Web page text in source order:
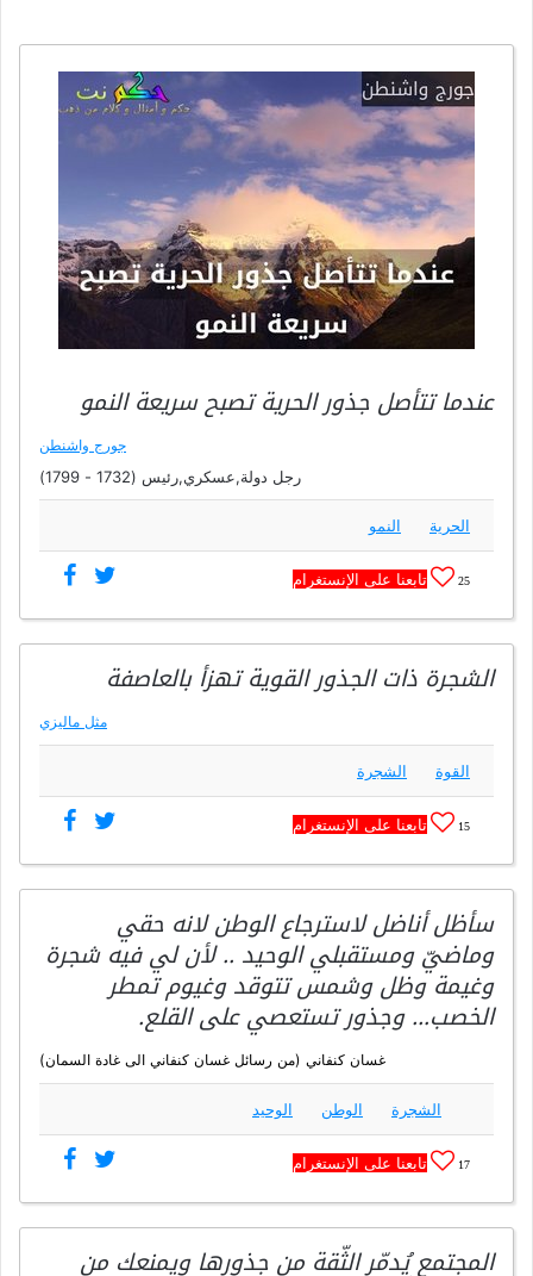
عندما تتأصل جذور الحرية تصبح سريعة النمو
جورج واشنطن
رجل دولة,عسكري,رئيس (1732 - 1799)
الحرية النمو
25 تابعنا على الإنستغرام
الشجرة ذات الجذور القوية تهزأ بالعاصفة
مثل ماليزي
القوة الشجرة
15 تابعنا على الإنستغرام
سأظل أناضل لاسترجاع الوطن لانه حقي
وماضيّ ومستقبلي الوحيد .. لأن لي فيه شجرة
وغيمة وظل وشمس تتوقد وغيوم تمطر
الخصب… وجذور تستعصي على القلع.
غسان كنفاني (من رسائل غسان كنفاني الى غادة السمان)
الشجرة الوطن الوحيد
17 تابعنا على الإنستغرام
المجتمع يُدمّر الثّقة من جذورها ويمنعك من